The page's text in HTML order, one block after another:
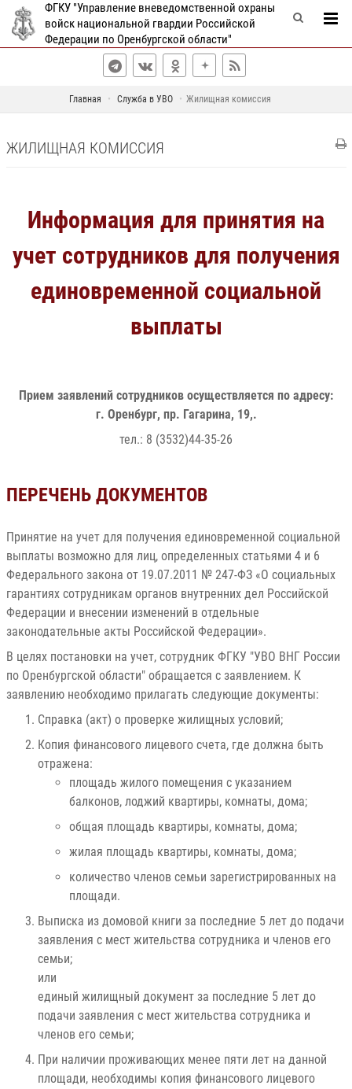
ФГКУ "Управление вневедомственной охраны
войск национальной гвардии Российской
Федерации по Оренбургской области"
Главная Служба в УВО Жилищная комиссия
ЖИЛИЩНАЯ КОМИССИЯ
Информация для принятия на
учет сотрудников для получения
единовременной социальной
выплаты
Прием заявлений сотрудников осуществляется по адресу:
г. Оренбург, пр. Гагарина, 19,.
тел.: 8 (3532)44-35-26
ПЕРЕЧЕНЬ ДОКУМЕНТОВ
Принятие на учет для получения единовременной социальной
выплаты возможно для лиц, определенных статьями 4 и 6
Федерального закона от 19.07.2011 № 247-ФЗ «О социальных
гарантиях сотрудникам органов внутренних дел Российской
Федерации и внесении изменений в отдельные
законодательные акты Российской Федерации».
В целях постановки на учет, сотрудник ФГКУ "УВО ВНГ России
по Оренбургской области" обращается с заявлением. К
заявлению необходимо прилагать следующие документы:
Справка (акт) о проверке жилищных условий;
Копия финансового лицевого счета, где должна быть
отражена:
площадь жилого помещения с указанием
балконов, лоджий квартиры, комнаты, дома;
общая площадь квартиры, комнаты, дома;
жилая площадь квартиры, комнаты, дома;
количество членов семьи зарегистрированных на
площади.
Выписка из домовой книги за последние 5 лет до подачи
заявления с мест жительства сотрудника и членов его
семьи;
или
единый жилищный документ за последние 5 лет до
подачи заявления с мест жительства сотрудника и
членов его семьи;
При наличии проживающих менее пяти лет на данной
площади, необходимы копия финансового лицевого